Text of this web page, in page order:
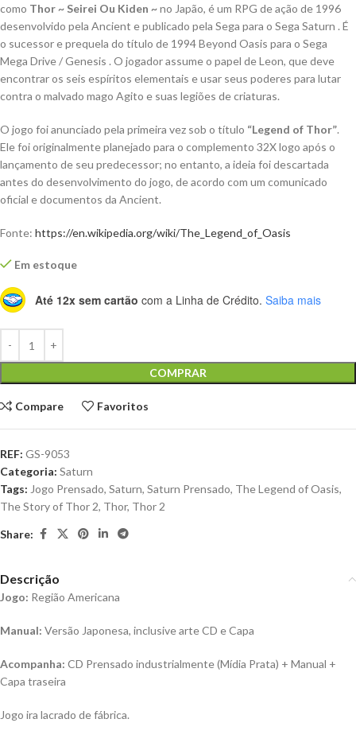
como Thor ~ Seirei Ou Kiden ~no Japão, é um RPG de ação de 1996
desenvolvido pela Ancient e publicado pela Sega para o Sega Saturn . É
o sucessor e prequela do título de 1994 Beyond Oasis para o Sega
Mega Drive / Genesis . O jogador assume o papel de Leon, que deve
encontrar os seis espíritos elementais e usar seus poderes para lutar
contra o malvado mago Agito e suas legiões de criaturas.
O jogo foi anunciado pela primeira vez sob o título “Legend of Thor”.
Ele foi originalmente planejado para o complemento 32X logo após o
lançamento de seu predecessor; no entanto, a ideia foi descartada
antes do desenvolvimento do jogo, de acordo com um comunicado
oficial e documentos da Ancient.
Fonte: https://en.wikipedia.org/wiki/The_Legend_of_Oasis
Em estoque
Até 12x sem cartão com a Linha de Crédito. Saiba mais
COMPRAR
Compare Favoritos
REF: GS-9053
Categoria: Saturn
Tags: Jogo Prensado, Saturn, Saturn Prensado, The Legend of Oasis,
The Story of Thor 2, Thor, Thor 2
Share:
Descrição
Jogo: Região Americana
Manual: Versão Japonesa, inclusive arte CD e Capa
Acompanha: CD Prensado industrialmente (Mídia Prata) + Manual +
Capa traseira
Jogo ira lacrado de fábrica.